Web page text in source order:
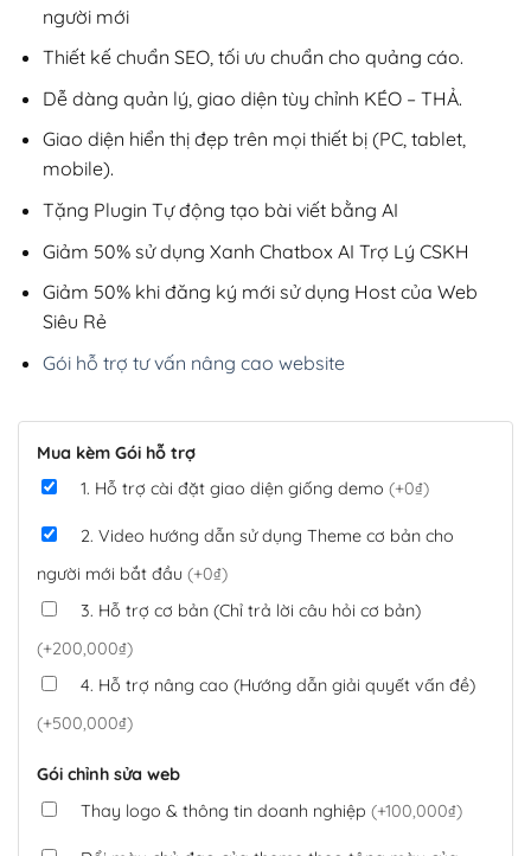
người mới
Thiết kế chuẩn SEO, tối ưu chuẩn cho quảng cáo.
Dễ dàng quản lý, giao diện tùy chỉnh KÉO – THẢ.
Giao diện hiển thị đẹp trên mọi thiết bị (PC, tablet,
mobile).
Tặng Plugin Tự động tạo bài viết bằng AI
Giảm 50% sử dụng Xanh Chatbox AI Trợ Lý CSKH
Giảm 50% khi đăng ký mới sử dụng Host của Web
Siêu Rẻ
Gói hỗ trợ tư vấn nâng cao website
Mua kèm Gói hỗ trợ
1. Hỗ trợ cài đặt giao diện giống demo (+0₫)
2. Video hướng dẫn sử dụng Theme cơ bản cho
người mới bắt đầu (+0₫)
3. Hỗ trợ cơ bản (Chỉ trả lời câu hỏi cơ bản)
(+200,000₫)
4. Hỗ trợ nâng cao (Hướng dẫn giải quyết vấn đề)
(+500,000₫)
Gói chỉnh sửa web
Thay logo & thông tin doanh nghiệp (+100,000₫)